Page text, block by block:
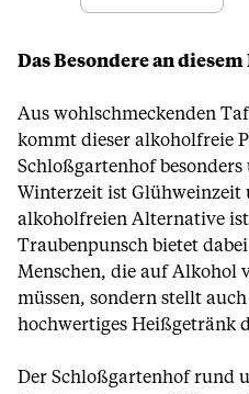
Das Besondere an
Aus wohlschmeckenden
kommt dieser alkoholfreie
Schloßgartenhof besonders
Winterzeit ist Glühweinzeit
alkoholfreien Alternative
Traubenpunsch bietet
Menschen, die auf Alkohol
müssen, sondern stellt
hochwertiges Heißgetränk
Der Schloßgartenhof rund